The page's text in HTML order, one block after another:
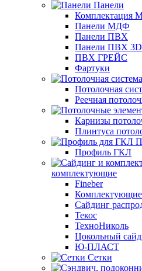
Панели
Панели МДФ
Панели ПВХ
Панели ПВХ 3D
ПВХ ГРЕЙС
Фартуки
Потолочная
Реечная
Карнизы
Плинтуса
Профиль ГКЛ
комплектующие
Fineber
Комплектующие
Сайдинг
Текос
ТехноНиколь
Цокольный
Ю-ПЛАСТ
Сетки